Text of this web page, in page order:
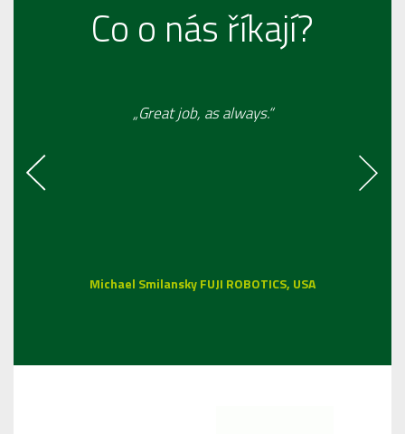
Co o nás říkají?
„Great job, as always.“
Michael Smilansky FUJI ROBOTICS, USA